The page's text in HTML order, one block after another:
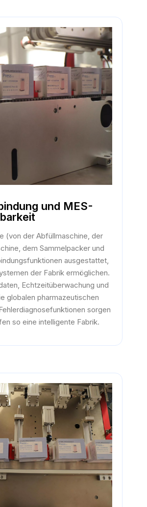
und MES-
(von der Abfüllmaschine, der
dem Sammelpacker und
ausgestattet,
der Fabrik ermöglichen.
Echtzeitüberwachung und
globalen pharmazeutischen
sorgen
so eine intelligente Fabrik.